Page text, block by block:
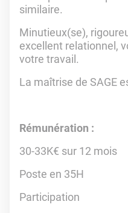
similaire.
Minutieux(se),
excellent relationnel,
votre travail.
La maîtrise de SAGE
Rémunération :
30-33K€ sur 12 mois
Poste en 35H
Participation